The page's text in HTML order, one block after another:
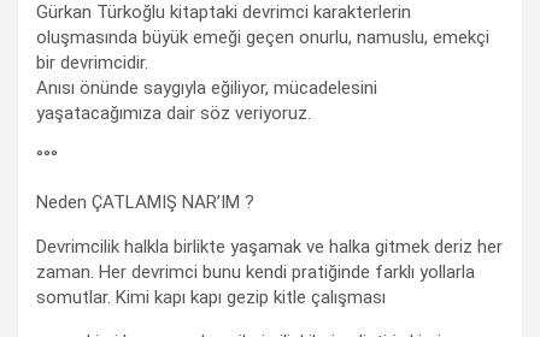
Gürkan Türkoğlu kitaptaki devrimci karakterlerin
oluşmasında büyük emeği geçen onurlu, namuslu, emekçi
bir devrimcidir.
Anısı önünde saygıyla eğiliyor, mücadelesini
yaşatacağımıza dair söz veriyoruz.
°°°
Neden ÇATLAMIŞ NAR’IM ?
Devrimcilik halkla birlikte yaşamak ve halka gitmek deriz her
zaman. Her devrimci bunu kendi pratiğinde farklı yollarla
somutlar. Kimi kapı kapı gezip kitle çalışması